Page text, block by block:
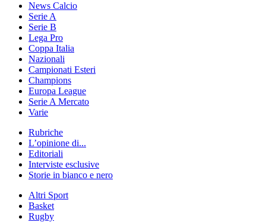
News Calcio
Serie A
Serie B
Lega Pro
Coppa Italia
Nazionali
Campionati Esteri
Champions
Europa League
Serie A Mercato
Varie
Rubriche
L’opinione di...
Editoriali
Interviste esclusive
Storie in bianco e nero
Altri Sport
Basket
Rugby